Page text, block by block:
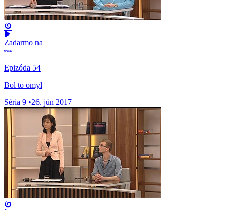
Zadarmo na
Epizóda 54
Bol to omyl
Séria 9 •26. jún 2017